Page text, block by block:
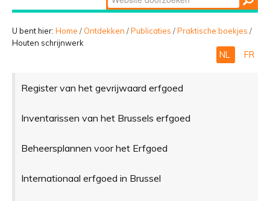
BELEVEN
Geavanceerd
zoeken...
U bent hier: Home / Ontdekken /Publicaties /Praktische boekjes /
Houten schrijnwerk
NL FR
Register van het gevrijwaard erfgoed
Inventarissen van het Brussels erfgoed
Beheersplannen voor het Erfgoed
Internationaal erfgoed in Brussel